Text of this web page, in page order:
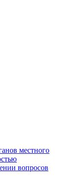
местного
вопросов